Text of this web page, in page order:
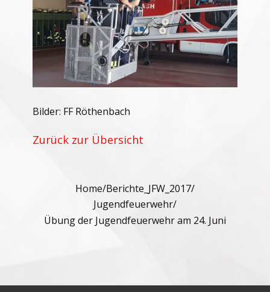
Bilder: FF Röthenbach
Zurück zur Übersicht
Home/Berichte_JFW_2017/
Jugendfeuerwehr/
Übung der Jugendfeuerwehr am 24. Juni